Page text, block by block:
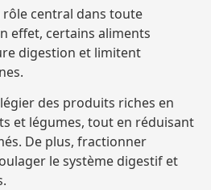
rôle central dans toute
effet, certains aliments
digestion et limitent
des produits riches en
et légumes, tout en réduisant
De plus, fractionner
le système digestif et